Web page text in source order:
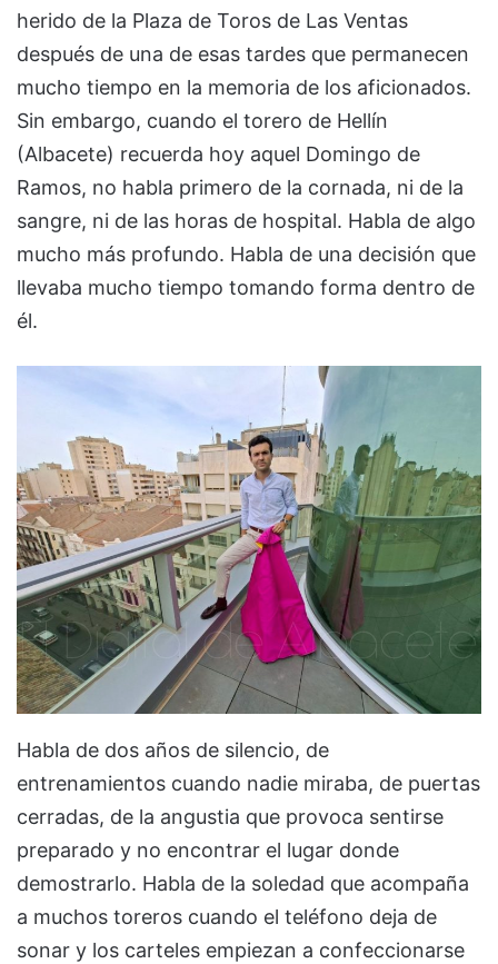
herido de la Plaza de Toros de Las Ventas
después de una de esas tardes que permanecen
mucho tiempo en la memoria de los aficionados.
Sin embargo, cuando el torero de Hellín
(Albacete) recuerda hoy aquel Domingo de
Ramos, no habla primero de la cornada, ni de la
sangre, ni de las horas de hospital. Habla de algo
mucho más profundo. Habla de una decisión que
llevaba mucho tiempo tomando forma dentro de
él.
Habla de dos años de silencio, de
entrenamientos cuando nadie miraba, de puertas
cerradas, de la angustia que provoca sentirse
preparado y no encontrar el lugar donde
demostrarlo. Habla de la soledad que acompaña
a muchos toreros cuando el teléfono deja de
sonar y los carteles empiezan a confeccionarse